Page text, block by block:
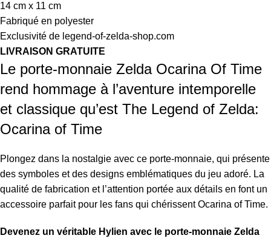
14 cm x 11 cm
Fabriqué en polyester
Exclusivité de legend-of-zelda-shop.com
LIVRAISON GRATUITE
Le porte-monnaie Zelda Ocarina Of Time
rend hommage à l’aventure intemporelle
et classique qu’est The Legend of Zelda:
Ocarina of Time
Plongez dans la nostalgie avec ce porte-monnaie, qui présente
des symboles et des designs emblématiques du jeu adoré. La
qualité de fabrication et l’attention portée aux détails en font un
accessoire parfait pour les fans qui chérissent Ocarina of Time.
Devenez un véritable Hylien avec le porte-monnaie Zelda